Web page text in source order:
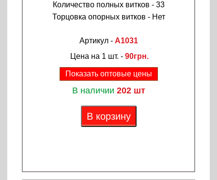
Количество полных витков - 33
Торцовка опорных витков - Нет
Артикул - A1031
Цена на 1 шт. - 90грн.
Показать оптовые цены
В наличии 202 шт
В корзину